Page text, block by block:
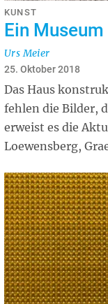
KUNST
Ein
Urs Meier
25. Oktober 2018
Das Haus
fehlen die Bilder,
erweist es die
Loewensberg,